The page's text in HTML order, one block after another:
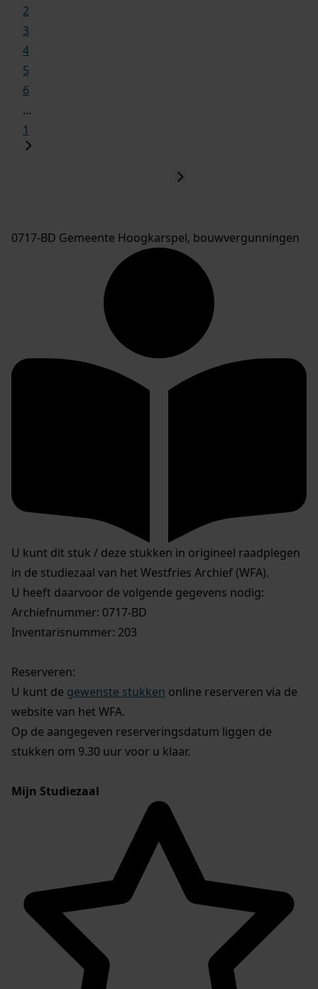
2
3
4
5
6
...
1
0717-BD Gemeente Hoogkarspel, bouwvergunningen
U kunt dit stuk / deze stukken in origineel raadplegen
in de studiezaal van het Westfries Archief (WFA).
U heeft daarvoor de volgende gegevens nodig:
Archiefnummer: 0717-BD
Inventarisnummer: 203
Reserveren:
U kunt de gewenste stukken online reserveren via de
website van het WFA.
Op de aangegeven reserveringsdatum liggen de
stukken om 9.30 uur voor u klaar.
Mijn Studiezaal